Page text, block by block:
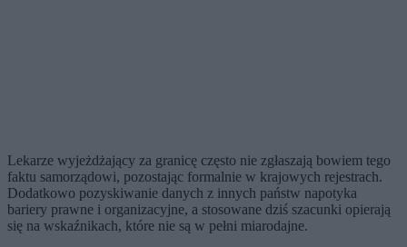
Lekarze wyjeżdżający za granicę często nie zgłaszają bowiem tego
faktu samorządowi, pozostając formalnie w krajowych rejestrach.
Dodatkowo pozyskiwanie danych z innych państw napotyka
bariery prawne i organizacyjne, a stosowane dziś szacunki opierają
się na wskaźnikach, które nie są w pełni miarodajne.